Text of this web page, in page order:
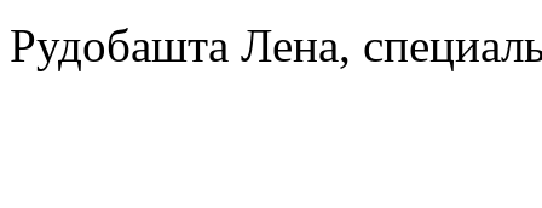
Рудобашта Лена,